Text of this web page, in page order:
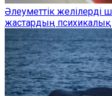
Әлеуметтік желілерді
жастардың